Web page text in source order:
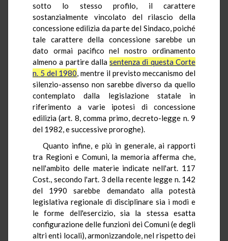
sotto lo stesso profilo, il carattere
sostanzialmente vincolato del rilascio della
concessione edilizia da parte del Sindaco, poiché
tale carattere della concessione sarebbe un
dato ormai pacifico nel nostro ordinamento
almeno a partire dallasentenza di questa Corte
n. 5 del 1980, mentre il previsto meccanismo del
silenzio-assenso non sarebbe diverso da quello
contemplato dalla legislazione statale in
riferimento a varie ipotesi di concessione
edilizia (art. 8, comma primo, decreto-legge n. 9
del 1982, e successive proroghe).
Quanto infine, e più in generale, ai rapporti
tra Regioni e Comuni, la memoria afferma che,
nell'ambito delle materie indicate nell'art. 117
Cost., secondo l'art. 3 della recente legge n. 142
del 1990 sarebbe demandato alla potestà
legislativa regionale di disciplinare sia i modi e
le forme dell'esercizio, sia la stessa esatta
configurazione delle funzioni dei Comuni (e degli
altri enti locali), armonizzandole, nel rispetto dei